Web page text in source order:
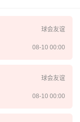
球会友谊
08-10 00:00
球会友谊
08-10 00:00